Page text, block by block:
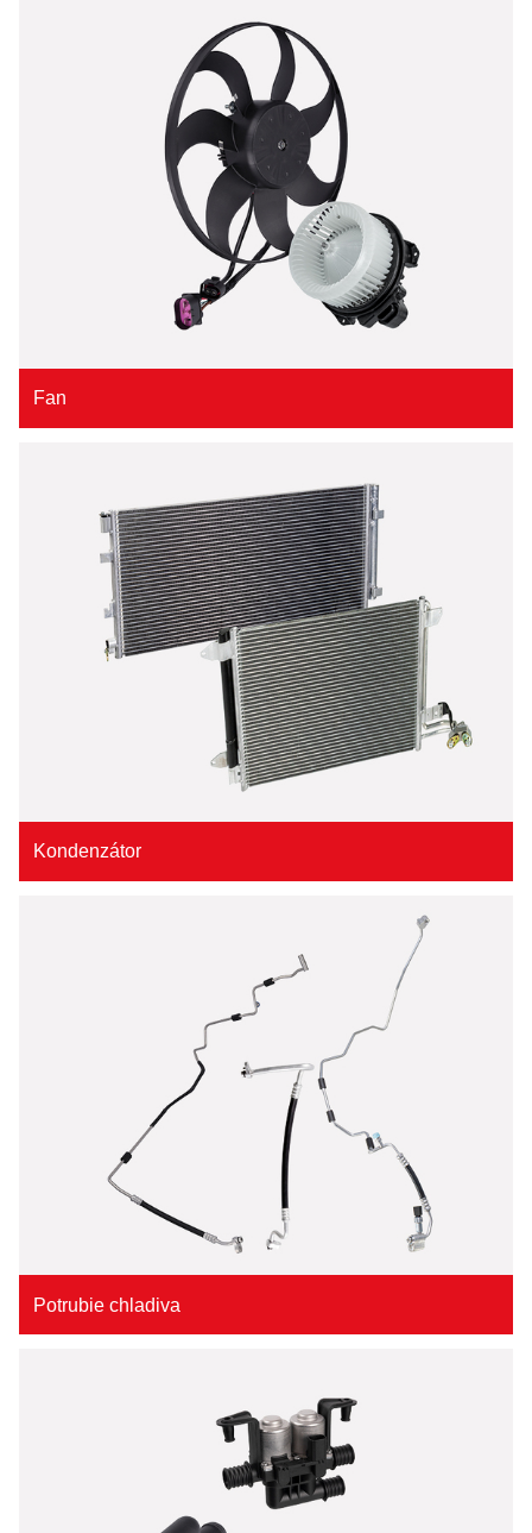
Fan
Kondenzátor
Potrubie chladiva